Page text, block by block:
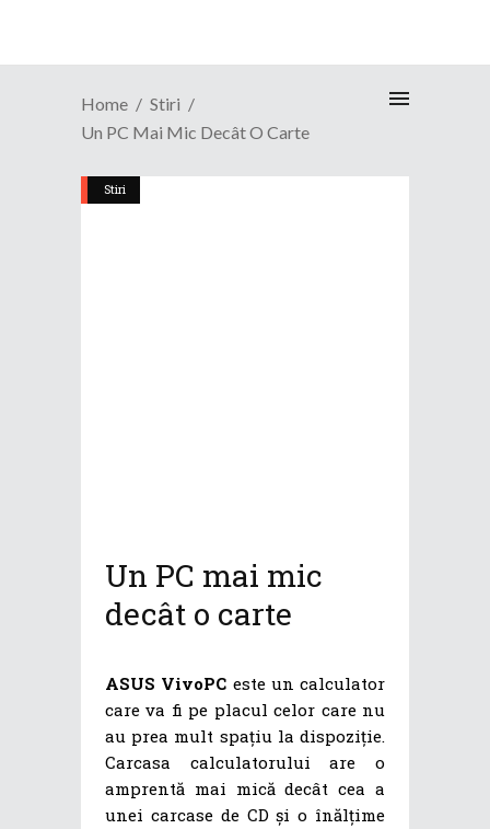
Home
Stiri
Un PC Mai Mic Decât O Carte
Stiri
Un PC mai mic
decât o carte
ASUS VivoPC este un calculator
care va fi pe placul celor care nu
au prea mult spațiu la dispoziție.
Carcasa calculatorului are o
amprentă mai mică decât cea a
unei carcase de CD și o înălțime